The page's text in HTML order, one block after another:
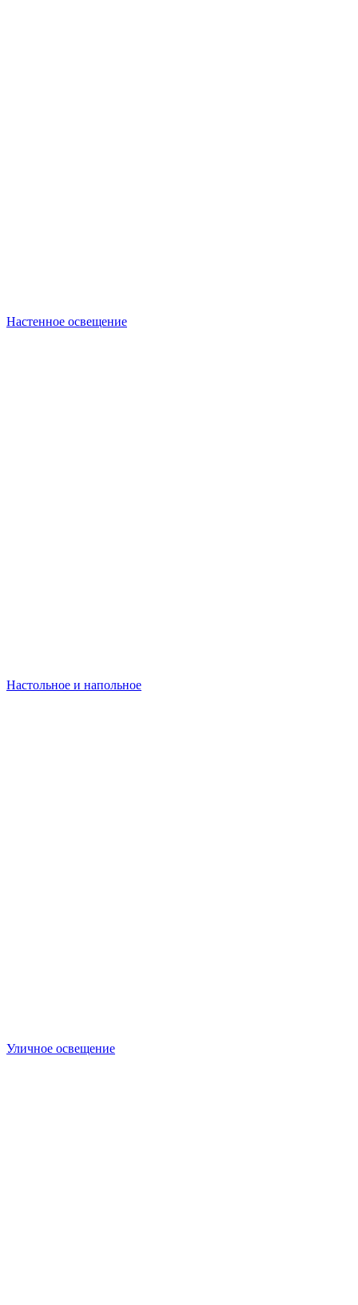
Настенное освещение
Настольное и напольное
Уличное освещение